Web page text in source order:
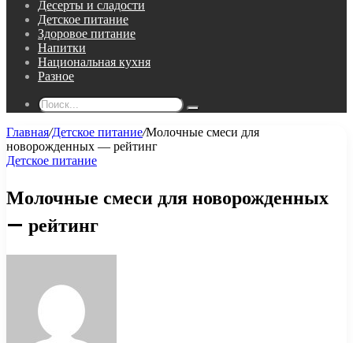
Десерты и сладости
Детское питание
Здоровое питание
Напитки
Национальная кухня
Разное
Поиск...
Главная/Детское питание/Молочные смеси для
новорожденных — рейтинг
Детское питание
Молочные смеси для новорожденных
— рейтинг